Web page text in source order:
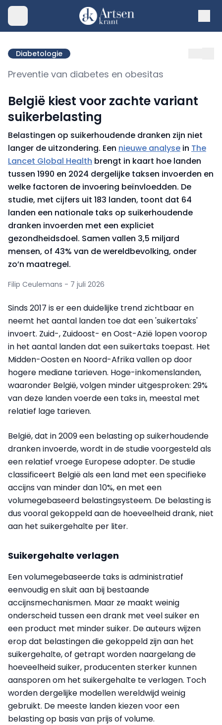
Diabetologie
Preventie van diabetes en obesitas
België kiest voor zachte variant
suikerbelasting
Belastingen op suikerhoudende dranken zijn niet
langer de uitzondering. Een nieuwe analyse in The
Lancet Global Health brengt in kaart hoe landen
tussen 1990 en 2024 dergelijke taksen invoerden en
welke factoren de invoering beïnvloedden. De
studie, met cijfers uit 183 landen, toont dat 64
landen een nationale taks op suikerhoudende
dranken invoerden met een expliciet
gezondheidsdoel. Samen vallen 3,5 miljard
mensen, of 43% van de wereldbevolking, onder
zo’n maatregel.
Filip Ceulemans - 7 juli 2026
Sinds 2017 is er een duidelijke trend zichtbaar en
neemt het aantal landen toe dat een 'suikertaks'
invoert. Zuid-, Zuidoost- en Oost-Azië lopen voorop
in het aantal landen dat een suikertaks toepast. Het
Midden-Oosten en Noord-Afrika vallen op door
hogere mediane tarieven. Hoge-inkomenslanden,
waaronder België, volgen minder uitgesproken: 29%
van deze landen voerde een taks in, meestal met
relatief lage tarieven.
België, dat in 2009 een belasting op suikerhoudende
dranken invoerde, wordt in de studie voorgesteld als
een relatief vroege Europese adopter. De studie
classificeert België als een land met een specifieke
accijns van minder dan 10%, en met een
volumegebaseerd belastingsysteem. De belasting is
dus vooral gekoppeld aan de hoeveelheid drank, niet
aan het suikergehalte per liter.
Suikergehalte verlagen
Een volumegebaseerde taks is administratief
eenvoudig en sluit aan bij bestaande
accijnsmechanismen. Maar ze maakt weinig
onderscheid tussen een drank met veel suiker en
een product met minder suiker. De auteurs wijzen
erop dat belastingen die gekoppeld zijn aan het
suikergehalte, of getrapt worden naargelang de
hoeveelheid suiker, producenten sterker kunnen
aansporen om het suikergehalte te verlagen. Toch
worden dergelijke modellen wereldwijd weinig
gebruikt. De meeste landen kiezen voor een
belasting op basis van prijs of volume.